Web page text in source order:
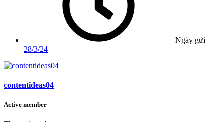
Ngày gửi
28/3/24
contentideas04
Active member